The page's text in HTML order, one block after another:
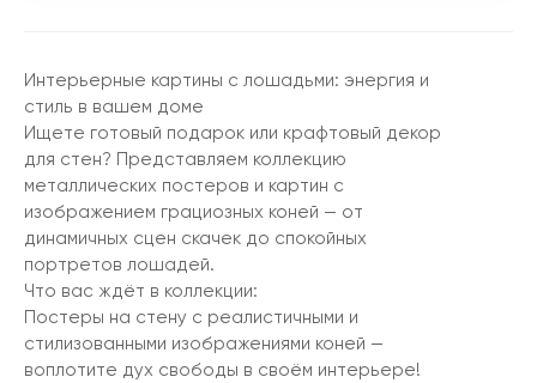
Интерьерные картины с лошадьми: энергия и
стиль в вашем доме
Ищете готовый подарок или крафтовый декор
для стен? Представляем коллекцию
металлических постеров и картин с
изображением грациозных коней — от
динамичных сцен скачек до спокойных
портретов лошадей.
Что вас ждёт в коллекции:
Постеры на стену с реалистичными и
стилизованными изображениями коней —
воплотите дух свободы в своём интерьере!